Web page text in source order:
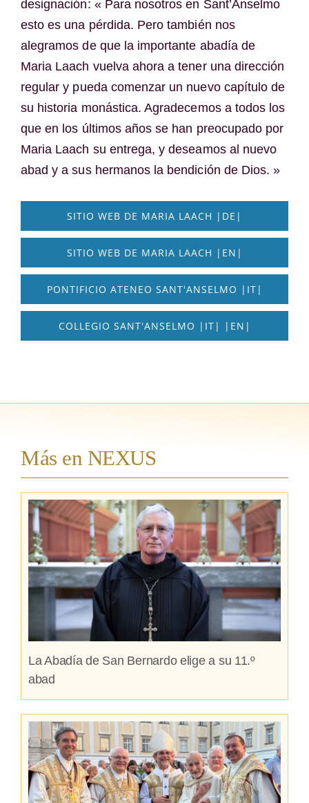
designación: « Para nosotros en Sant’Anselmo
esto es una pérdida. Pero también nos
alegramos de que la importante abadía de
Maria Laach vuelva ahora a tener una dirección
regular y pueda comenzar un nuevo capítulo de
su historia monástica. Agradecemos a todos los
que en los últimos años se han preocupado por
Maria Laach su entrega, y deseamos al nuevo
abad y a sus hermanos la bendición de Dios. »
SITIO WEB DE MARIA LAACH |DE|
SITIO WEB DE MARIA LAACH |EN|
PONTIFICIO ATENEO SANT'ANSELMO |IT|
COLLEGIO SANT'ANSELMO |IT| |EN|
Más en NEXUS
La Abadía de San Bernardo elige a su 11.º
abad